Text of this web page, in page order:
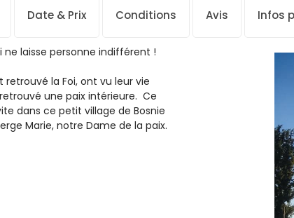
Date & Prix Conditions Avis Infos
ne laisse personne indifférent !
la Foi, ont vu leur vie
une paix intérieure. Ce
dans ce petit village de Bosnie
Marie, notre Dame de la paix.